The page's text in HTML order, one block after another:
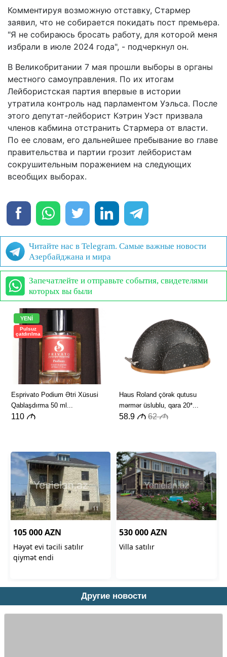
Комментируя возможную отставку, Стармер
заявил, что не собирается покидать пост премьера.
"Я не собираюсь бросать работу, для которой меня
избрали в июле 2024 года", - подчеркнул он.
В Великобритании 7 мая прошли выборы в органы
местного самоуправления. По их итогам
Лейбористская партия впервые в истории
утратила контроль над парламентом Уэльса. После
этого депутат-лейборист Кэтрин Уэст призвала
членов кабмина отстранить Стармера от власти.
По ее словам, его дальнейшее пребывание во главе
правительства и партии грозит лейбористам
сокрушительным поражением на следующих
всеобщих выборах.
Читайте нас в Telegram. Самые важные новости
Азербайджана и мира
Запечатлейте и отправьте события, свидетелями
которых вы были
Другие новости